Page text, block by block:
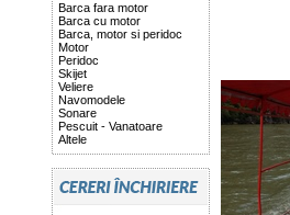
Barca fara motor
Barca cu motor
Barca, motor si peridoc
Motor
Peridoc
Skijet
Veliere
Navomodele
Sonare
Pescuit - Vanatoare
Altele